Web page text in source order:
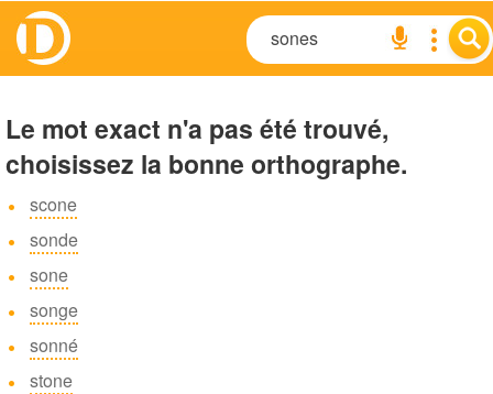
Le mot exact n'a pas été trouvé,
choisissez la bonne orthographe.
scone
sonde
sone
songe
sonné
stone